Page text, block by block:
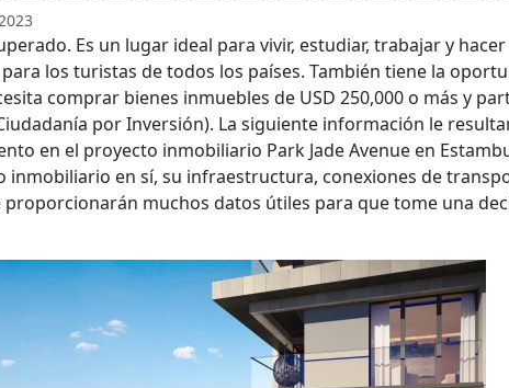
Es un lugar ideal para vivir, estudiar, trabajar y hacer
los turistas de todos los países. También tiene la
comprar bienes inmuebles de USD 250,000 o más y
por Inversión). La siguiente información le
en el proyecto inmobiliario Park Jade Avenue en
inmobiliario en sí, su infraestructura, conexiones de
proporcionarán muchos datos útiles para que tome una